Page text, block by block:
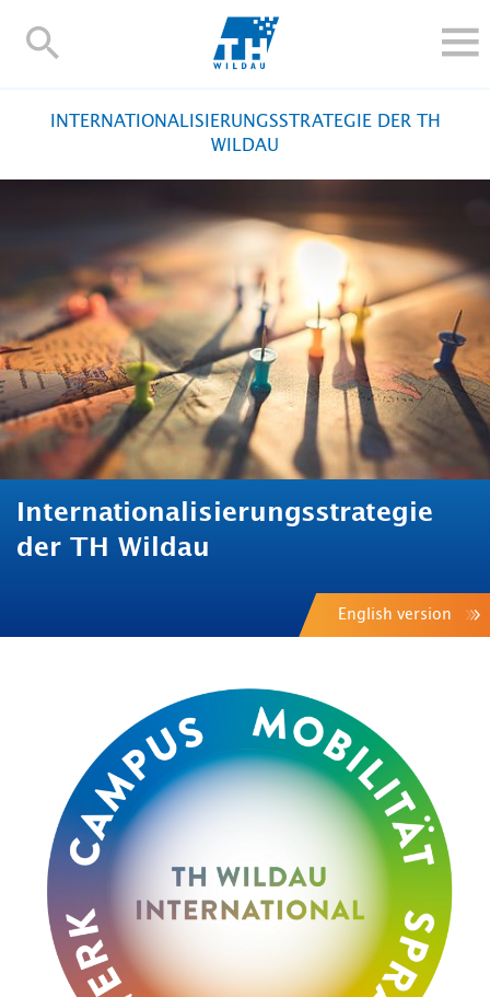
TH-
FORSCHUNG UND TRANSFER
HOCHSCHULE
INTERNATIONAL
BESCHÄFTIGTE
Blogs Kontakt und Anfahrt Webmail Moodle
TH Online-Portal Personensuche English
INTERNATIONALISIERUNGSSTRATEGIE DER TH
WILDAU
Internationalisierungsstrategie
der TH Wildau
English version